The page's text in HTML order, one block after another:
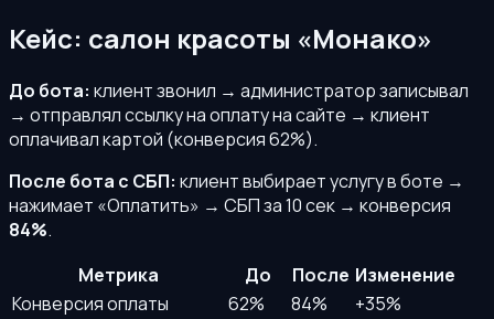
Кейс: салон красоты «Монако»
До бота: клиент звонил → администратор записывал
→ отправлял ссылку на оплату на сайте → клиент
оплачивал картой (конверсия 62%).
После бота с СБП: клиент выбирает услугу в боте →
нажимает «Оплатить» → СБП за 10 сек → конверсия
84%.
Метрика
До После Изменение
Конверсия оплаты
62% 84%
+35%